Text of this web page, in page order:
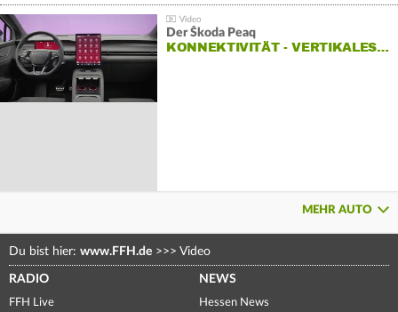
Der Škoda Peaq
KONNEKTIVITÄT - VERTIKALES…
MEHR AUTO
Du bist hier: www.FFH.de >>> Video
RADIO
FFH Live
NEWS
Hessen News